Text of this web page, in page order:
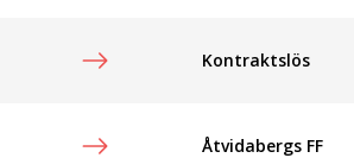
Kontraktslös
Åtvidabergs FF